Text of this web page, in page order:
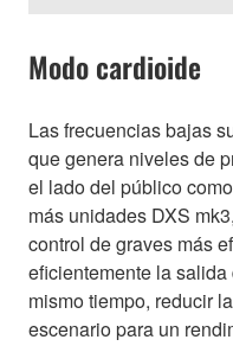
Modo cardioide
Las frecuencias bajas
que genera niveles de
el lado del público
más unidades DXS
control de graves más
eficientemente la
mismo tiempo, reducir
escenario para un